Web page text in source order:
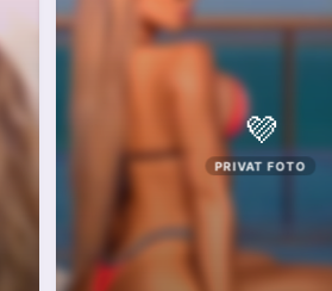
💜
PRIVAT FOTO